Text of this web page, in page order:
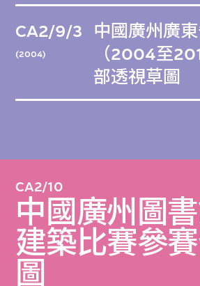
CA2/9/3
(2004)
中國廣州廣
（2004至
部透視草圖
CA2/10
中國廣州圖
建築比賽參
圖